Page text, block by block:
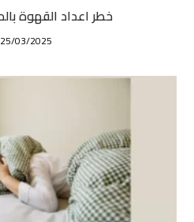
خطر اعداد القهوة
25/03/2025